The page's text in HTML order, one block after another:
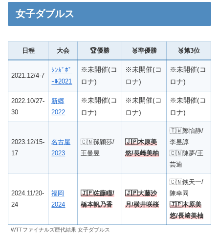
女子ダブルス
日程 大会 🏆優勝 🥈準優勝 🥉第3位
2021.12/4-7
ｼﾝｶﾞﾎﾟ
ｰﾙ2021
※未開催(コ
ロナ)
※未開催(コ
ロナ)
※未開催(コ
ロナ)
2022.10/27-
30
新郷
2022
※未開催(コ
ロナ)
※未開催(コ
ロナ)
※未開催(コ
ロナ)
2023.12/15-
17
名古屋
2023
🇨🇳孫穎莎/
王曼昱
🇯🇵木原美
悠/長﨑美柚
🇹🇼鄭怡静/
李昱諄
🇨🇳陳夢/王
芸迪
2024.11/20-
24
福岡
2024
🇯🇵佐藤瞳/
橋本帆乃香
🇯🇵大藤沙
月/横井咲桜
🇨🇳銭天一/
陳幸同
🇯🇵木原美
悠/長﨑美柚
WTTファイナルズ歴代結果 女子ダブルス